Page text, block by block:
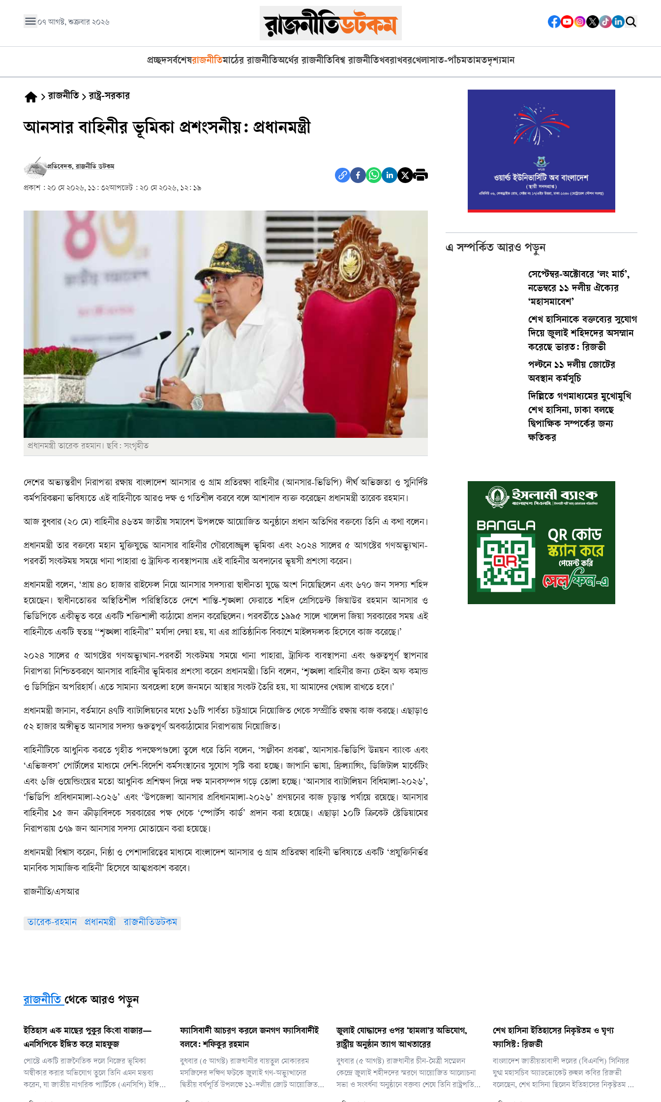
০৭ আগস্ট, শুক্রবার ২০২৬
প্রচ্ছদসর্বশেষরাজনীতিমাঠের রাজনীতিঅর্থের রাজনীতিবিশ্ব রাজনীতিখবরাখবরখেলাসাত-পাঁচমতামতদৃশ্যমান
রাজনীতি রাষ্ট্র-সরকার
আনসার বাহিনীর ভূমিকা প্রশংসনীয়: প্রধানমন্ত্রী
প্রতিবেদক, রাজনীতি ডটকম
প্রকাশ : ২০ মে ২০২৬, ১১: ৩২আপডেট : ২০ মে ২০২৬, ১২: ১৯
প্রধানমন্ত্রী তারেক রহমান। ছবি: সংগৃহীত
দেশের অভ্যন্তরীণ নিরাপত্তা রক্ষায় বাংলাদেশ আনসার ও গ্রাম প্রতিরক্ষা বাহিনীর (আনসার-ভিডিপি) দীর্ঘ অভিজ্ঞতা ও সুনির্দিষ্ট
কর্মপরিকল্পনা ভবিষ্যতে এই বাহিনীকে আরও দক্ষ ও গতিশীল করবে বলে আশাবাদ ব্যক্ত করেছেন প্রধানমন্ত্রী তারেক রহমান।
আজ বুধবার (২০ মে) বাহিনীর ৪৬তম জাতীয় সমাবেশ উপলক্ষে আয়োজিত অনুষ্ঠানে প্রধান অতিথির বক্তব্যে তিনি এ কথা বলেন।
প্রধানমন্ত্রী তার বক্তব্যে মহান মুক্তিযুদ্ধে আনসার বাহিনীর গৌরবোজ্জ্বল ভূমিকা এবং ২০২৪ সালের ৫ আগস্টের গণঅভ্যুত্থান-
পরবর্তী সংকটময় সময়ে থানা পাহারা ও ট্রাফিক ব্যবস্থাপনায় এই বাহিনীর অবদানের ভূয়সী প্রশংসা করেন।
প্রধানমন্ত্রী বলেন, ‘প্রায় ৪০ হাজার রাইফেল নিয়ে আনসার সদস্যরা স্বাধীনতা যুদ্ধে অংশ নিয়েছিলেন এবং ৬৭০ জন সদস্য শহিদ
হয়েছেন। স্বাধীনতোত্তর অস্থিতিশীল পরিস্থিতিতে দেশে শান্তি-শৃঙ্খলা ফেরাতে শহিদ প্রেসিডেন্ট জিয়াউর রহমান আনসার ও
ভিডিপিকে একীভূত করে একটি শক্তিশালী কাঠামো প্রদান করেছিলেন। পরবর্তীতে ১৯৯৫ সালে খালেদা জিয়া সরকারের সময় এই
বাহিনীকে একটি স্বতন্ত্র ‘‘শৃঙ্খলা বাহিনীর’’ মর্যাদা দেয়া হয়, যা এর প্রাতিষ্ঠানিক বিকাশে মাইলফলক হিসেবে কাজ করেছে।’
২০২৪ সালের ৫ আগস্টের গণঅভ্যুত্থান-পরবর্তী সংকটময় সময়ে থানা পাহারা, ট্রাফিক ব্যবস্থাপনা এবং গুরুত্বপূর্ণ স্থাপনার
নিরাপত্তা নিশ্চিতকরণে আনসার বাহিনীর ভূমিকার প্রশংসা করেন প্রধানমন্ত্রী। তিনি বলেন, ‘শৃঙ্খলা বাহিনীর জন্য চেইন অফ কমান্ড
ও ডিসিপ্লিন অপরিহার্য। এতে সামান্য অবহেলা হলে জনমনে আস্থার সংকট তৈরি হয়, যা আমাদের খেয়াল রাখতে হবে।’
প্রধানমন্ত্রী জানান, বর্তমানে ৪৭টি ব্যাটালিয়নের মধ্যে ১৬টি পার্বত্য চট্টগ্রামে নিয়োজিত থেকে সম্প্রীতি রক্ষায় কাজ করছে। এছাড়াও
৫২ হাজার অঙ্গীভূত আনসার সদস্য গুরুত্বপূর্ণ অবকাঠামোর নিরাপত্তায় নিয়োজিত।
বাহিনীটিকে আধুনিক করতে গৃহীত পদক্ষেপগুলো তুলে ধরে তিনি বলেন, ‘সঞ্জীবন প্রকল্প’, আনসার-ভিডিপি উন্নয়ন ব্যাংক এবং
‘এভিজবস’ পোর্টালের মাধ্যমে দেশি-বিদেশি কর্মসংস্থানের সুযোগ সৃষ্টি করা হচ্ছে। জাপানি ভাষা, ফ্রিল্যান্সিং, ডিজিটাল মার্কেটিং
এবং ৬জি ওয়েল্ডিংয়ের মতো আধুনিক প্রশিক্ষণ দিয়ে দক্ষ মানবসম্পদ গড়ে তোলা হচ্ছে। ‘আনসার ব্যাটালিয়ন বিধিমালা-২০২৬’,
‘ভিডিপি প্রবিধানমালা-২০২৬’ এবং ‘উপজেলা আনসার প্রবিধানমালা-২০২৬’ প্রণয়নের কাজ চূড়ান্ত পর্যায়ে রয়েছে। আনসার
বাহিনীর ১৫ জন ক্রীড়াবিদকে সরকারের পক্ষ থেকে ‘স্পোর্টস কার্ড’ প্রদান করা হয়েছে। এছাড়া ১০টি ক্রিকেট স্টেডিয়ামের
নিরাপত্তায় ৩৭৯ জন আনসার সদস্য মোতায়েন করা হয়েছে।
প্রধানমন্ত্রী বিশ্বাস করেন, নিষ্ঠা ও পেশাদারিত্বের মাধ্যমে বাংলাদেশ আনসার ও গ্রাম প্রতিরক্ষা বাহিনী ভবিষ্যতে একটি ‘প্রযুক্তিনির্ভর
মানবিক সামাজিক বাহিনী’ হিসেবে আত্মপ্রকাশ করবে।
রাজনীতি/এসআর
তারেক-রহমান প্রধানমন্ত্রী রাজনীতিডটকম
এ সম্পর্কিত আরও পড়ুন
সেপ্টেম্বর-অক্টোবরে ‘লং মার্চ’,
নভেম্বরে ১১ দলীয় ঐক্যের
‘মহাসমাবেশ’
শেখ হাসিনাকে বক্তব্যের সুযোগ
দিয়ে জুলাই শহিদদের অসম্মান
করেছে ভারত: রিজভী
পল্টনে ১১ দলীয় জোটের
অবস্থান কর্মসূচি
দিল্লিতে গণমাধ্যমের মুখোমুখি
শেখ হাসিনা, ঢাকা বলছে
দ্বিপাক্ষিক সম্পর্কের জন্য
ক্ষতিকর
রাজনীতি থেকে আরও পড়ুন
ইতিহাস এক মাছের পুকুর কিংবা বাজার—
এনসিপিকে ইঙ্গিত করে মাহফুজ
পোস্টে একটি রাজনৈতিক দলে নিজের ভূমিকা
অস্বীকার করার অভিযোগ তুলে তিনি এমন মন্তব্য
করেন, যা জাতীয় নাগরিক পার্টিকে (এনসিপি) ইঙ্গিত
ফ্যাসিবাদী আচরণ করলে জনগণ ফ্যাসিবাদীই
বলবে: শফিকুর রহমান
বুধবার (৫ আগস্ট) রাজধানীর বায়তুল মোকাররম
মসজিদের দক্ষিণ ফটকে জুলাই গণ-অভ্যুত্থানের
দ্বিতীয় বর্ষপূর্তি উপলক্ষে ১১-দলীয় জোট আয়োজিত
জুলাই যোদ্ধাদের ওপর ‘হামলা’র অভিযোগ,
রাষ্ট্রীয় অনুষ্ঠান ত্যাগ আখতারের
বুধবার (৫ আগস্ট) রাজধানীর চীন-মৈত্রী সম্মেলন
কেন্দ্রে জুলাই শহীদদের স্মরণে আয়োজিত আলোচনা
সভা ও সংবর্ধনা অনুষ্ঠানে বক্তব্য শেষে তিনি রাষ্ট্রপতির
শেখ হাসিনা ইতিহাসের নিকৃষ্টতম ও ঘৃণ্য
ফ্যাসিস্ট: রিজভী
বাংলাদেশ জাতীয়তাবাদী দলের (বিএনপি) সিনিয়র
যুগ্ম মহাসচিব অ্যাডভোকেট রুহুল কবির রিজভী
বলেছেন, শেখ হাসিনা ছিলেন ইতিহাসের নিকৃষ্টতম ও